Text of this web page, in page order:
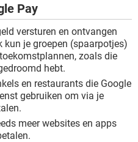
Pay
versturen en ontvangen
kun je groepen (spaarpotjes)
zoals die
hebt.
en restaurants die Google
gebruiken om via je
meer websites en apps